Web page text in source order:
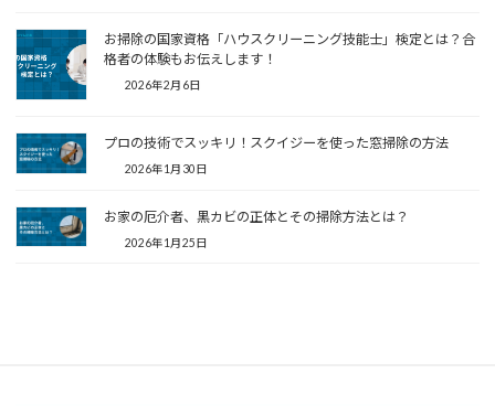
お掃除の国家資格「ハウスクリーニング技能士」検定とは？合
格者の体験もお伝えします！
2026年2月6日
プロの技術でスッキリ！スクイジーを使った窓掃除の方法
2026年1月30日
お家の厄介者、黒カビの正体とその掃除方法とは？
2026年1月25日